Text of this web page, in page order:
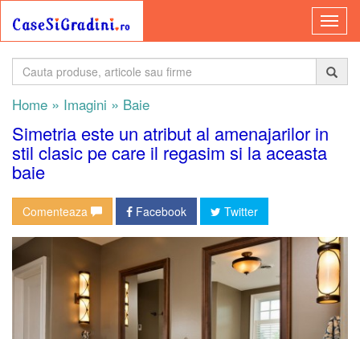
Home » Imagini » Baie
Simetria este un atribut al amenajarilor in
stil clasic pe care il regasim si la aceasta
baie
Comenteaza Facebook Twitter